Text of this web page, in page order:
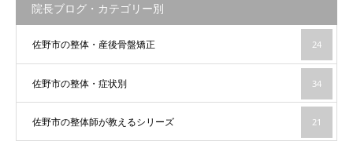
院長ブログ・カテゴリー別
佐野市の整体・産後骨盤矯正 24
佐野市の整体・症状別 34
佐野市の整体師が教えるシリーズ 21